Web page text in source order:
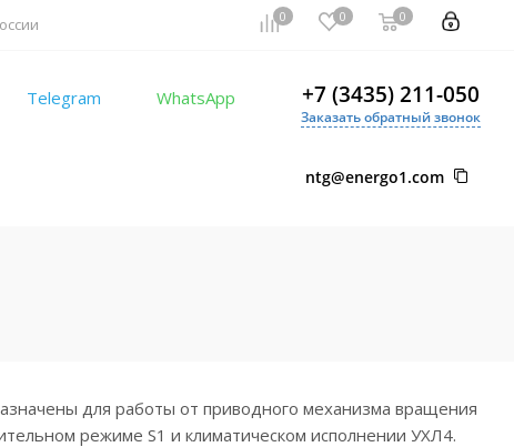
0 0 0
Telegram WhatsApp +7 (3435) 211-050
Заказать обратный звонок
ntg@energo1.com
для работы от приводного механизма вращения
режиме S1 и климатическом исполнении УХЛ4.